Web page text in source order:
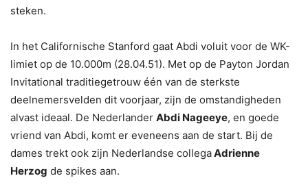
steken.
In het Californische Stanford gaat Abdi voluit voor de WK-
limiet op de 10.000m (28.04.51). Met op de Payton Jordan
Invitational traditiegetrouw één van de sterkste
deelnemersvelden dit voorjaar, zijn de omstandigheden
alvast ideaal. De Nederlander Abdi Nageeye, en goede
vriend van Abdi, komt er eveneens aan de start. Bij de
dames trekt ook zijn Nederlandse collegaAdrienne
Herzog de spikes aan.